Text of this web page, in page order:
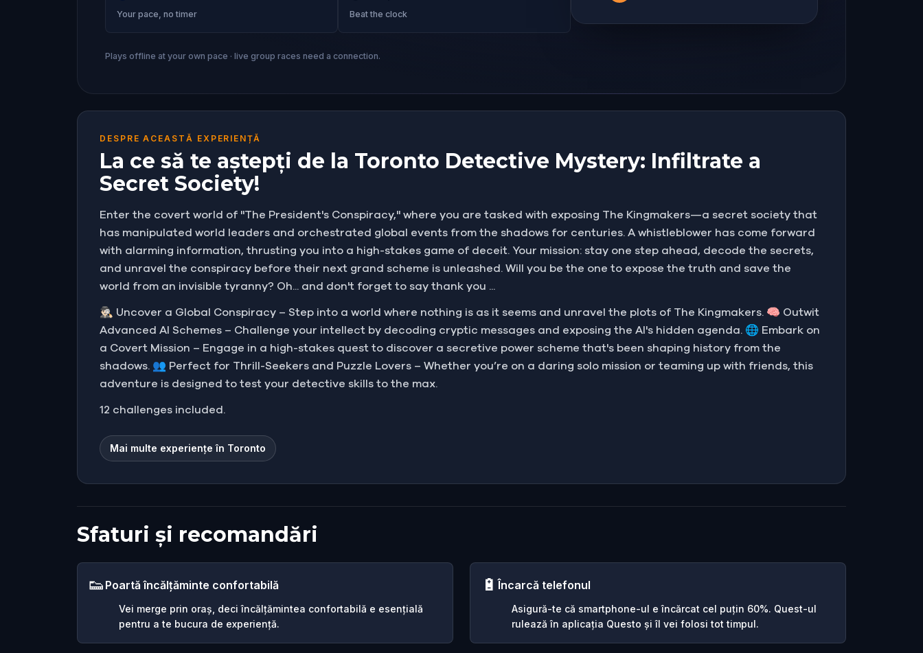
Your pace, no timer Beat the clock
Plays offline at your own pace · live group races need a connection.
DESPRE ACEASTĂ EXPERIENȚĂ
La ce să te aștepți de la Toronto Detective Mystery: Infiltrate a
Secret Society!
Enter the covert world of "The President's Conspiracy," where you are tasked with exposing The Kingmakers—a secret society that
has manipulated world leaders and orchestrated global events from the shadows for centuries. A whistleblower has come forward
with alarming information, thrusting you into a high-stakes game of deceit. Your mission: stay one step ahead, decode the secrets,
and unravel the conspiracy before their next grand scheme is unleashed. Will you be the one to expose the truth and save the
world from an invisible tyranny? Oh... and don't forget to say thank you ...
🕵🏻‍♂️ Uncover a Global Conspiracy – Step into a world where nothing is as it seems and unravel the plots of The Kingmakers. 🧠 Outwit
Advanced AI Schemes – Challenge your intellect by decoding cryptic messages and exposing the AI's hidden agenda. 🌐 Embark on
a Covert Mission – Engage in a high-stakes quest to discover a secretive power scheme that's been shaping history from the
shadows. 👥 Perfect for Thrill-Seekers and Puzzle Lovers – Whether you’re on a daring solo mission or teaming up with friends, this
adventure is designed to test your detective skills to the max.
12 challenges included.
Mai multe experiențe în Toronto
Sfaturi și recomandări
👟 Poartă încălțăminte confortabilă
Vei merge prin oraș, deci încălțămintea confortabilă e esențială
pentru a te bucura de experiență.
🔋Încarcă telefonul
Asigură-te că smartphone-ul e încărcat cel puțin 60%. Quest-ul
rulează în aplicația Questo și îl vei folosi tot timpul.